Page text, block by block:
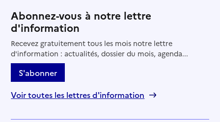
Abonnez-vous à notre lettre
d'information
Recevez gratuitement tous les mois notre lettre
d'information : actualités, dossier du mois, agenda...
S'abonner
Voir toutes les lettres d'information